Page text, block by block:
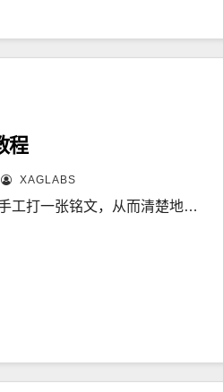
程
XAGLABS
工打一张铭文，从而清楚地…